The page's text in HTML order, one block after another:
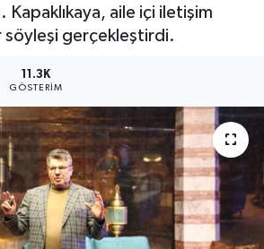
Kapaklıkaya, aile içi iletişim
söyleşi gerçekleştirdi.
11.3K
GÖSTERIM